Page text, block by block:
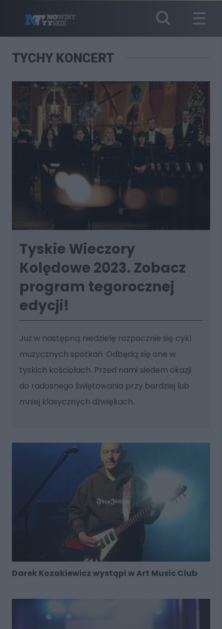
TYCHY KONCERT
Tyskie Wieczory
Kolędowe 2023. Zobacz
program tegorocznej
edycji!
Już w następną niedzielę rozpocznie się cykl
muzycznych spotkań. Odbędą się one w
tyskich kościołach. Przed nami siedem okazji
do radosnego świętowania przy bardziej lub
mniej klasycznych dźwiękach.
Darek Kozakiewicz wystąpi w Art Music Club